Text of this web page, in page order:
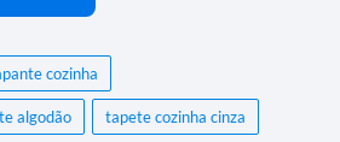
cozinha
algodão tapete cozinha cinza